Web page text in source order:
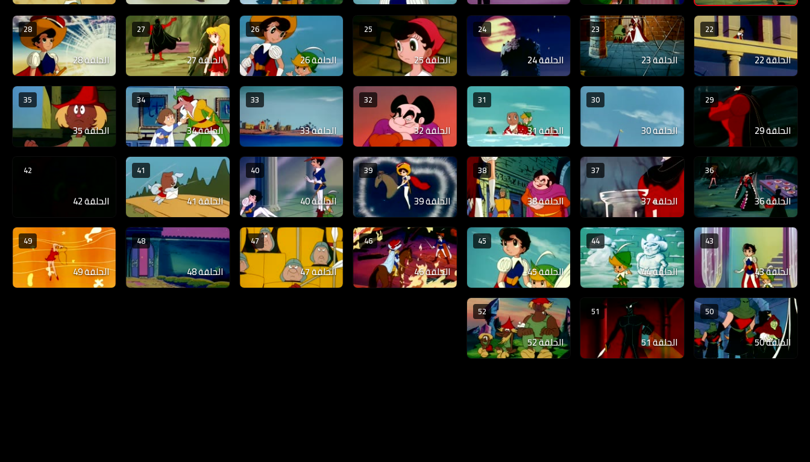
22
الحلقة 22
23
الحلقة 23
24
الحلقة 24
25
الحلقة 25
26
الحلقة 26
27
الحلقة 27
28
الحلقة 28
29
الحلقة 29
30
الحلقة 30
31
الحلقة 31
32
الحلقة 32
33
الحلقة 33
34
الحلقة 34
35
الحلقة 35
36
الحلقة 36
37
الحلقة 37
38
الحلقة 38
39
الحلقة 39
40
الحلقة 40
41
الحلقة 41
42
الحلقة 42
43
الحلقة 43
44
الحلقة 44
45
الحلقة 45
46
الحلقة 46
47
الحلقة 47
48
الحلقة 48
49
الحلقة 49
50
الحلقة 50
51
الحلقة 51
52
الحلقة 52